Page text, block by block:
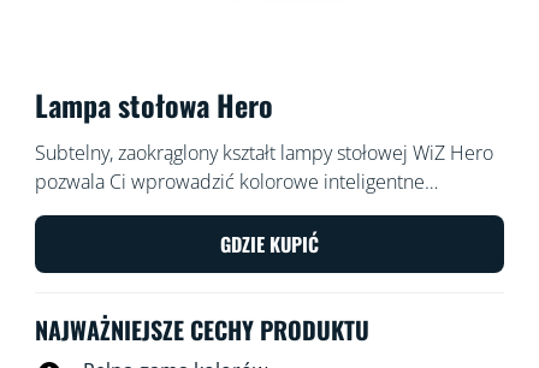
Lampa stołowa Hero
Subtelny, zaokrąglony kształt lampy stołowej WiZ Hero
pozwala Ci wprowadzić kolorowe inteligentne
oświetlenie do każdego kąta Twojej strefy dziennej.
Steruj za pomocą aplikacji WiZ lub głosem, aby
ściemniać, rozjaśnić światło lub użyć gotowych trybów
GDZIE KUPIĆ
NAJWAŻNIEJSZE CECHY PRODUKTU